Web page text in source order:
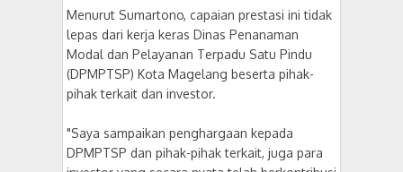
Menurut Sumartono, capaian prestasi ini tidak
lepas dari kerja keras Dinas Penanaman
Modal dan Pelayanan Terpadu Satu Pindu
(DPMPTSP) Kota Magelang beserta pihak-
pihak terkait dan investor.
"Saya sampaikan penghargaan kepada
DPMPTSP dan pihak-pihak terkait, juga para